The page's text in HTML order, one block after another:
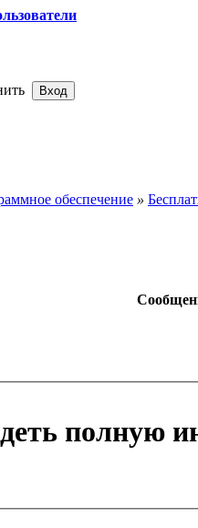
обеспечение »
полную